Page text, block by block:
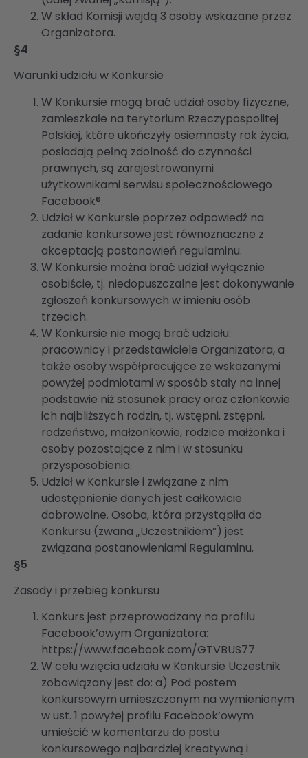
W skład Komisji wejdą 3 osoby wskazane przez
Organizatora.
§4
Warunki udziału w Konkursie
W Konkursie mogą brać udział osoby fizyczne,
zamieszkałe na terytorium Rzeczypospolitej
Polskiej, które ukończyły osiemnasty rok życia,
posiadają pełną zdolność do czynności
prawnych, są zarejestrowanymi
użytkownikami serwisu społecznościowego
Facebook®.
Udział w Konkursie poprzez odpowiedź na
zadanie konkursowe jest równoznaczne z
akceptacją postanowień regulaminu.
W Konkursie można brać udział wyłącznie
osobiście, tj. niedopuszczalne jest dokonywanie
zgłoszeń konkursowych w imieniu osób
trzecich.
W Konkursie nie mogą brać udziału:
pracownicy i przedstawiciele Organizatora, a
także osoby współpracujące ze wskazanymi
powyżej podmiotami w sposób stały na innej
podstawie niż stosunek pracy oraz członkowie
ich najbliższych rodzin, tj. wstępni, zstępni,
rodzeństwo, małżonkowie, rodzice małżonka i
osoby pozostające z nim i w stosunku
przysposobienia.
Udział w Konkursie i związane z nim
udostępnienie danych jest całkowicie
dobrowolne. Osoba, która przystąpiła do
Konkursu (zwana „Uczestnikiem”) jest
związana postanowieniami Regulaminu.
§5
Zasady i przebieg konkursu
Konkurs jest przeprowadzany na profilu
Facebook’owym Organizatora:
https://www.facebook.com/GTVBUS77
W celu wzięcia udziału w Konkursie Uczestnik
zobowiązany jest do: a) Pod postem
konkursowym umieszczonym na wymienionym
w ust. 1 powyżej profilu Facebook’owym
umieścić w komentarzu do postu
konkursowego najbardziej kreatywną i